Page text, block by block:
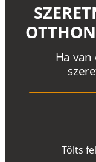
Tölts fel
Ha van
szere